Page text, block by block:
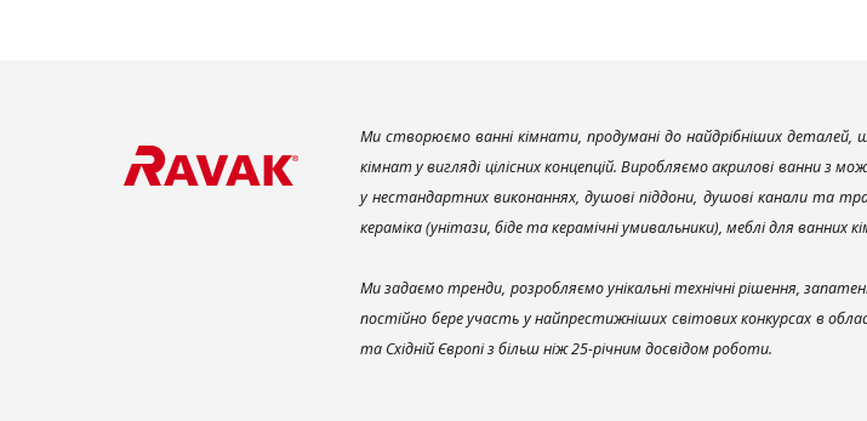
Ми створюємо ванні кімнати, продумані до найдрібніших деталей,
кімнат у вигляді цілісних концепцій. Виробляємо акрилові ванни з
у нестандартних виконаннях, душові піддони, душові канали та
кераміка (унітази, біде та керамічні умивальники), меблі для
Ми задаємо тренди, розробляємо унікальні технічні рішення,
постійно бере участь у найпрестижніших світових конкурсах в
та Східній Європі з більш ніж 25-річним досвідом роботи.